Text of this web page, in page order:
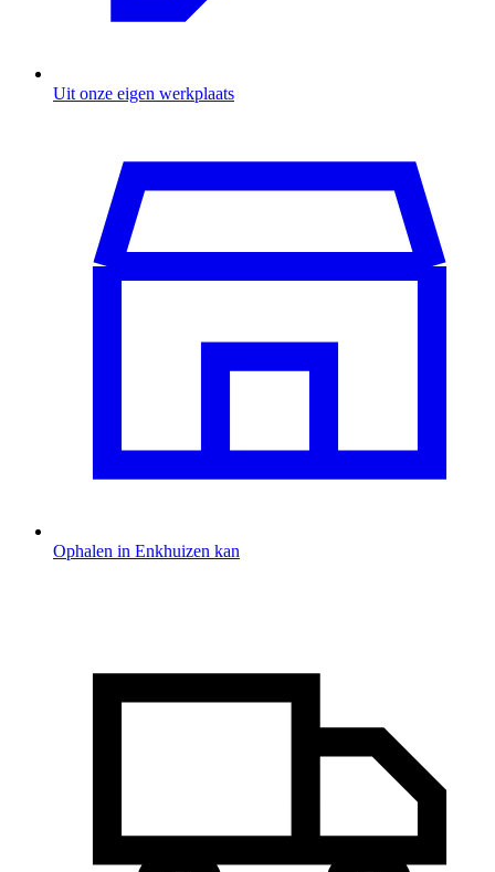
Uit onze eigen werkplaats
Ophalen in Enkhuizen kan